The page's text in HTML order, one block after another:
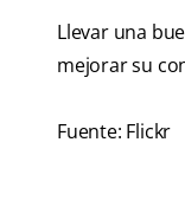
Llevar una
mejorar su
Fuente: Flickr